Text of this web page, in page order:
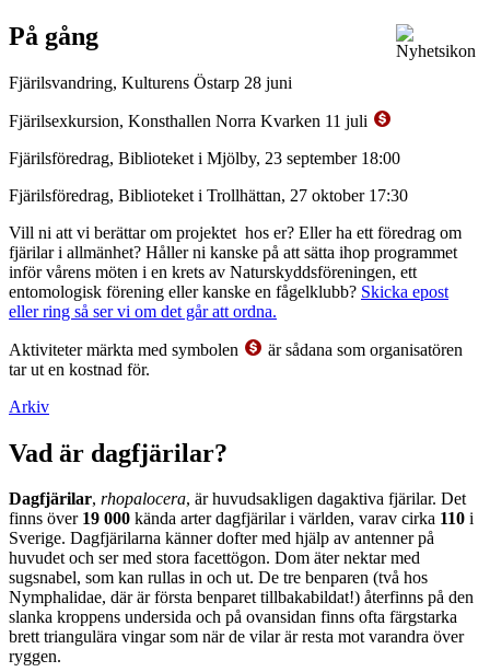
På gång
Fjärilsvandring, Kulturens Östarp 28 juni
Fjärilsexkursion, Konsthallen Norra Kvarken 11 juli
Fjärilsföredrag, Biblioteket i Mjölby, 23 september 18:00
Fjärilsföredrag, Biblioteket i Trollhättan, 27 oktober 17:30
Vill ni att vi berättar om projektet hos er? Eller ha ett föredrag om
fjärilar i allmänhet? Håller ni kanske på att sätta ihop programmet
inför vårens möten i en krets av Naturskyddsföreningen, ett
entomologisk förening eller kanske en fågelklubb? Skicka epost
eller ring så ser vi om det går att ordna.
Aktiviteter märkta med symbolen
är sådana som organisatören
tar ut en kostnad för.
Arkiv
Vad är dagfjärilar?
Dagfjärilar, rhopalocera, är huvudsakligen dagaktiva fjärilar. Det
finns över 19 000 kända arter dagfjärilar i världen, varav cirka 110 i
Sverige. Dagfjärilarna känner dofter med hjälp av antenner på
huvudet och ser med stora facettögon. Dom äter nektar med
sugsnabel, som kan rullas in och ut. De tre benparen (två hos
Nymphalidae, där är första benparet tillbakabildat!) återfinns på den
slanka kroppens undersida och på ovansidan finns ofta färgstarka
brett triangulära vingar som när de vilar är resta mot varandra över
ryggen.